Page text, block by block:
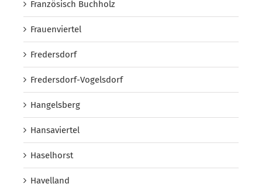
Französisch Buchholz
Frauenviertel
Fredersdorf
Fredersdorf-Vogelsdorf
Hangelsberg
Hansaviertel
Haselhorst
Havelland